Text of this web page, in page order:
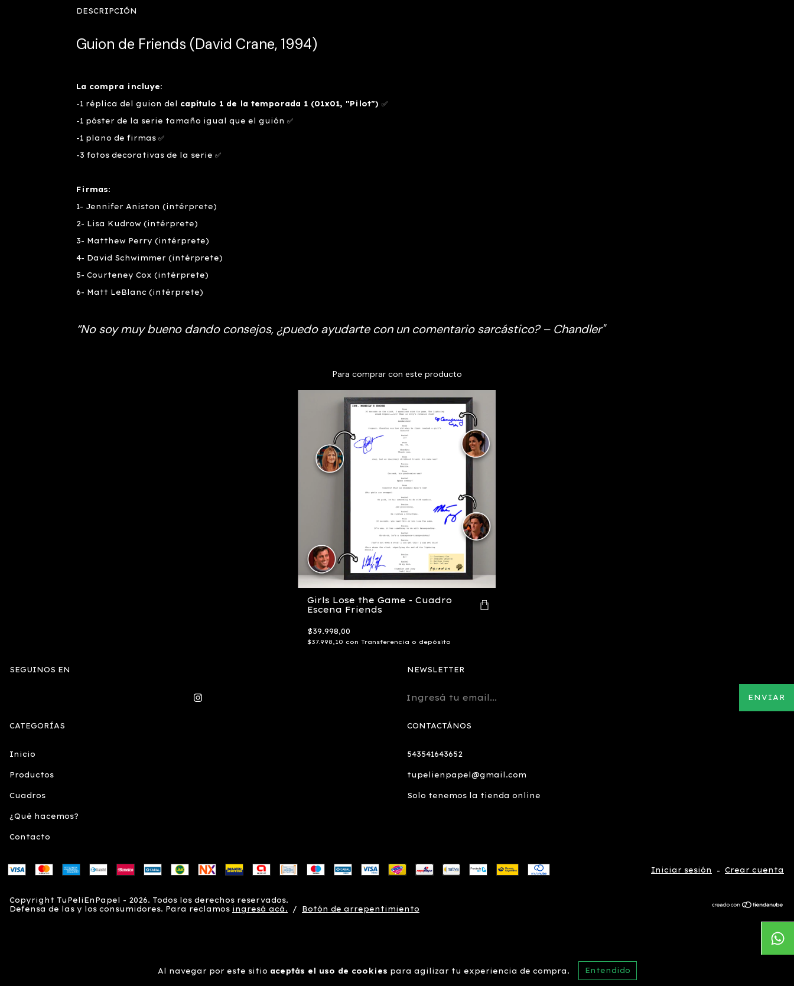
Al navegar por este sitio aceptás el uso de cookies para agilizar tu experiencia de compra. Entendido
DESCRIPCIÓN
Guion de Friends (David Crane, 1994)
La compra incluye:
-1 réplica del guion del capítulo 1 de la temporada 1 (01x01, "Pilot") ✅
-1 póster de la serie tamaño igual que el guión ✅
-1 plano de firmas ✅
-3 fotos decorativas de la serie ✅
Firmas:
1- Jennifer Aniston (intérprete)
2- Lisa Kudrow (intérprete)
3- Matthew Perry (intérprete)
4- David Schwimmer (intérprete)
5- Courteney Cox (intérprete)
6- Matt LeBlanc (intérprete)
“No soy muy bueno dando consejos, ¿puedo ayudarte con un comentario sarcástico? – Chandler"
Para comprar con este producto
Girls Lose the Game - Cuadro
Escena Friends
$39.998,00
$37.998,10 con Transferencia o depósito
SEGUINOS EN NEWSLETTER
CATEGORÍAS
Inicio
Productos
Cuadros
¿Qué hacemos?
Contacto
CONTACTÁNOS
543541643652
tupelienpapel@gmail.com
Solo tenemos la tienda online
Iniciar sesión - Crear cuenta
Copyright TuPeliEnPapel - 2026. Todos los derechos reservados.
Defensa de las y los consumidores. Para reclamos ingresá acá. / Botón de arrepentimiento